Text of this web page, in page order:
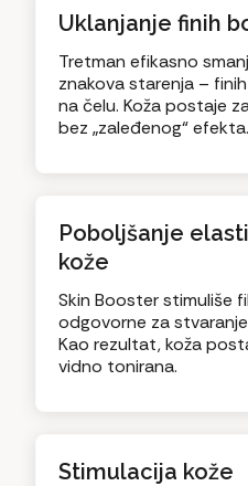
Uklanjanje finih
Tretman efikasno
znakova starenja –
na čelu. Koža postaje
bez „zaleđenog“ efekta.
Poboljšanje
kože
Skin Booster stimuliše
odgovorne za
Kao rezultat, koža
vidno tonirana.
Stimulacija kože